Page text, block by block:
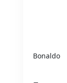
Bonaldo